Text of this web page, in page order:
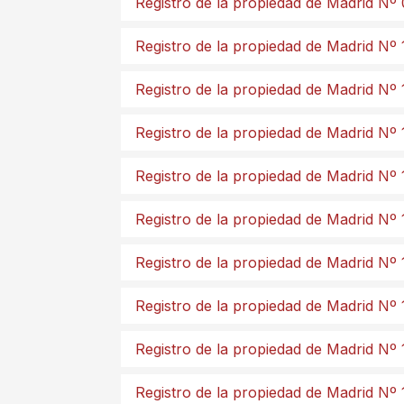
Registro de la propiedad de Madrid Nº
Registro de la propiedad de Madrid Nº
Registro de la propiedad de Madrid Nº
Registro de la propiedad de Madrid Nº
Registro de la propiedad de Madrid Nº
Registro de la propiedad de Madrid Nº
Registro de la propiedad de Madrid Nº
Registro de la propiedad de Madrid Nº
Registro de la propiedad de Madrid Nº